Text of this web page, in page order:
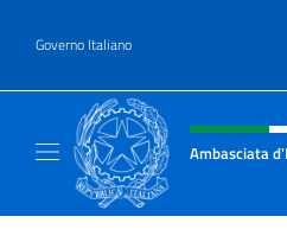
Governo Italiano
Intestazione sito,
Ambasciata